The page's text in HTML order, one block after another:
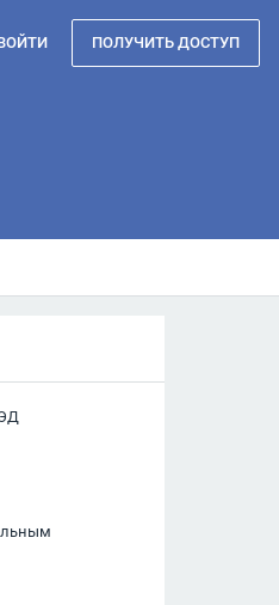
ПОЛУЧИТЬ ДОСТУП